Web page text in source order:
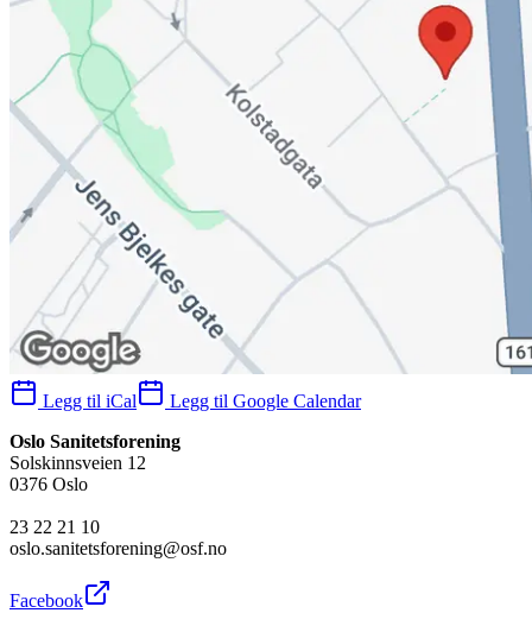
Legg til iCal
Legg til Google Calendar
Oslo Sanitetsforening
Solskinnsveien 12
0376 Oslo
23 22 21 10
oslo.sanitetsforening@osf.no
Facebook